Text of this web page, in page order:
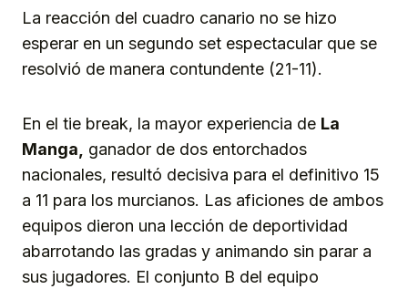
La reacción del cuadro canario no se hizo
esperar en un segundo set espectacular que se
resolvió de manera contundente (21-11).
En el tie break, la mayor experiencia de La
Manga,
ganador de dos entorchados
nacionales, resultó decisiva para el definitivo 15
a 11 para los murcianos. Las aficiones de ambos
equipos dieron una lección de deportividad
abarrotando las gradas y animando sin parar a
sus jugadores. El conjunto B del equipo